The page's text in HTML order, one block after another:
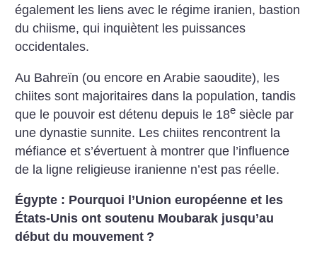
également les liens avec le régime iranien, bastion
du chiisme, qui inquiètent les puissances
occidentales.
Au Bahreïn (ou encore en Arabie saoudite), les
chiites sont majoritaires dans la population, tandis
que le pouvoir est détenu depuis le 18e siècle par
une dynastie sunnite. Les chiites rencontrent la
méfiance et s’évertuent à montrer que l’influence
de la ligne religieuse iranienne n’est pas réelle.
Égypte : Pourquoi l’Union européenne et les
États-Unis ont soutenu Moubarak jusqu’au
début du mouvement ?